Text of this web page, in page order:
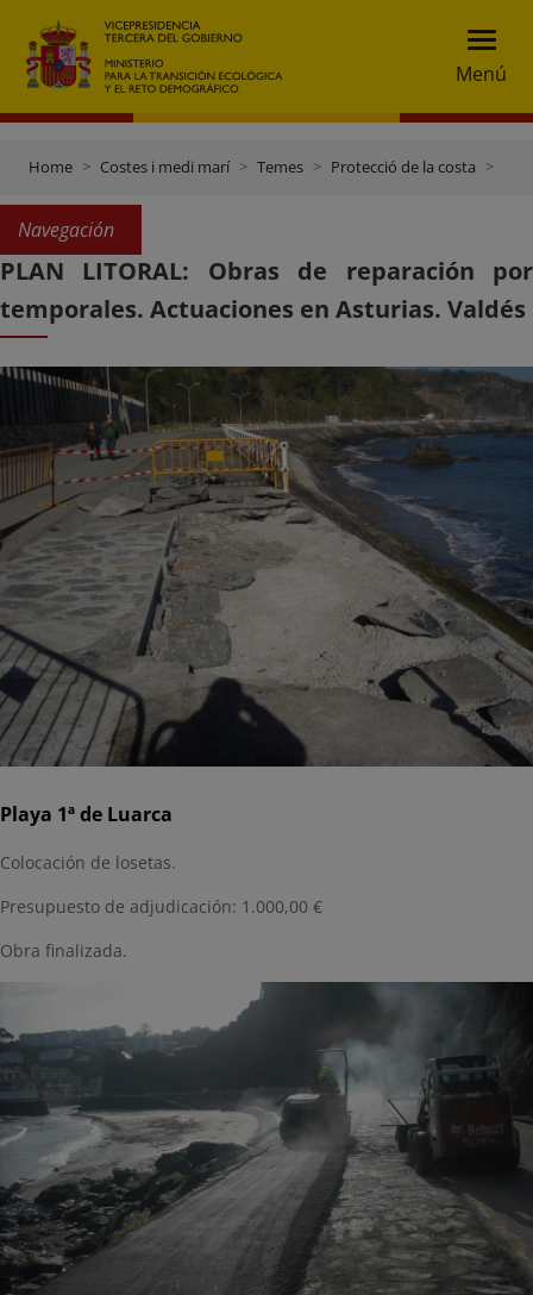
Menú
Home Costes i medi marí Temes Protecció de la costa
Navegación
PLAN LITORAL: Obras de reparación por
temporales. Actuaciones en Asturias. Valdés
Playa 1ª de Luarca
Colocación de losetas.
Presupuesto de adjudicación: 1.000,00 €
Obra finalizada.